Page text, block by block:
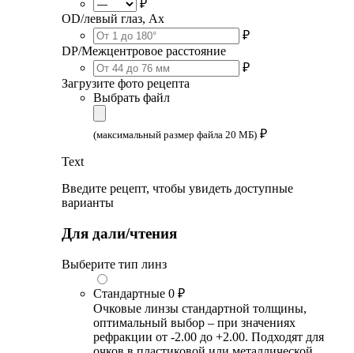
₽
OD/левый глаз, Ax
₽
DP/Межцентровое расстояние
₽
Загрузите фото рецепта
Выбрать файл
(максимальный размер файла 20 МБ) ₽
Text
Введите рецепт, чтобы увидеть доступные
варианты
Для дали/чтения
Выберите тип линз
Стандартные 0 ₽
Очковые линзы стандартной толщины,
оптимальный выбор – при значениях
рефракции от -2.00 до +2.00. Подходят для